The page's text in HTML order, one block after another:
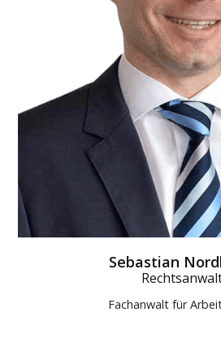
Sebastian
Fachanwalt für